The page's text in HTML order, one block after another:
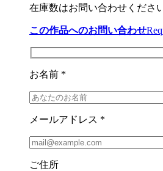
在庫数はお問い合わせください
この作品へのお問い合わせ
お名前 *
メールアドレス *
ご住所